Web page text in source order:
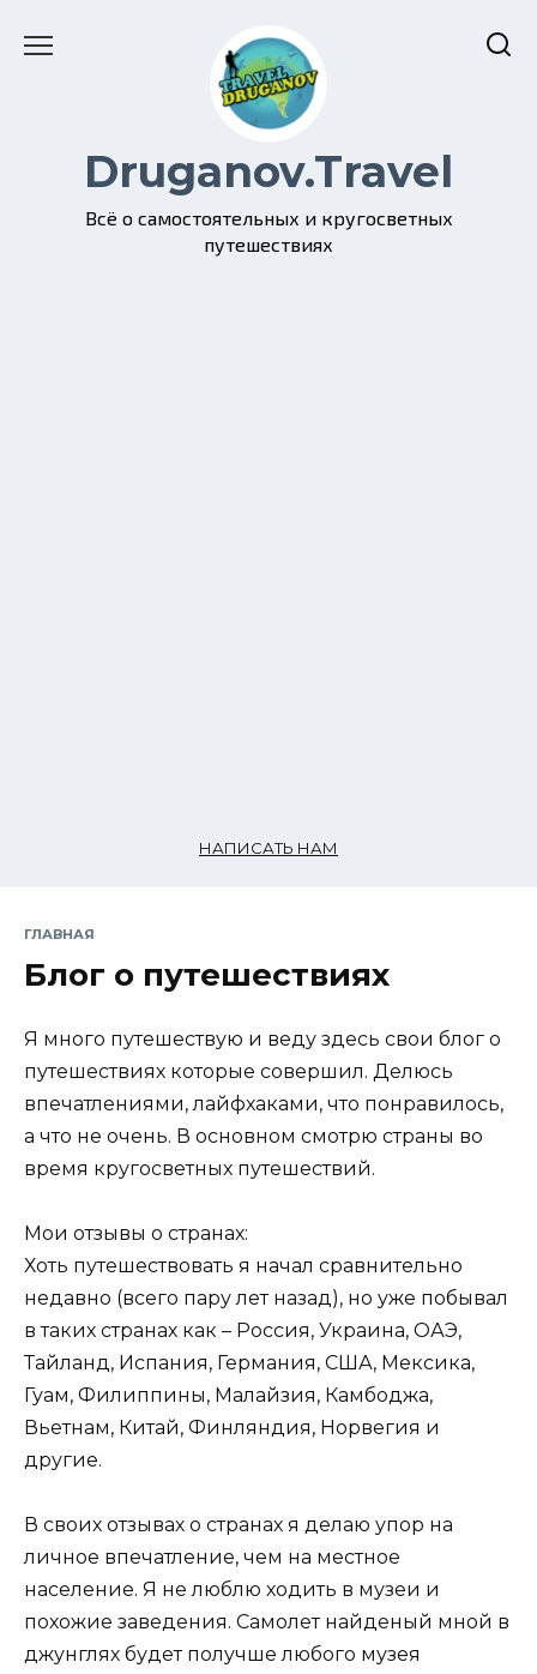
Druganov.Travel
Всё о самостоятельных и кругосветных
путешествиях
НАПИСАТЬ НАМ
ГЛАВНАЯ
Блог о путешествиях
Я много путешествую и веду здесь свои блог о
путешествиях которые совершил. Делюсь
впечатлениями, лайфхаками, что понравилось,
а что не очень. В основном смотрю страны во
время кругосветных путешествий.
Мои отзывы о странах:
Хоть путешествовать я начал сравнительно
недавно (всего пару лет назад), но уже побывал
в таких странах как – Россия, Украина, ОАЭ,
Тайланд, Испания, Германия, США, Мексика,
Гуам, Филиппины, Малайзия, Камбоджа,
Вьетнам, Китай, Финляндия, Норвегия и
другие.
В своих отзывах о странах я делаю упор на
личное впечатление, чем на местное
население. Я не люблю ходить в музеи и
похожие заведения. Самолет найденый мной в
джунглях будет получше любого музея